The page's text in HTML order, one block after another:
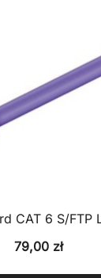
CAT 6 S/FTP
79,00 zł